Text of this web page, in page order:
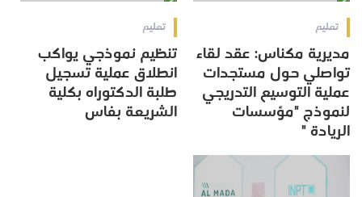
تعليم
مديرية مكناس: عقد لقاء
تواصلي حول مستجدات
عملية التوسيع التدريجي
لنموذج "مؤسسات
الريادة "
تعليم
تنظيم نموذجي يواكب
انطلاق عملية تسجيل
طلبة الدكتوراه بكلية
الشريعة بفاس